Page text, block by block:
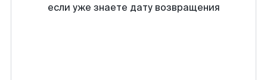
если уже знаете дату возвращения